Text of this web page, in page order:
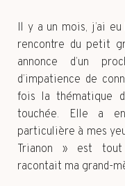
Il y a un mois, j’ai
rencontre du petit
annonce d’un
d’impatience de
fois la thématique
touchée. Elle a
particulière à mes
Trianon » est tout
racontait ma grand-